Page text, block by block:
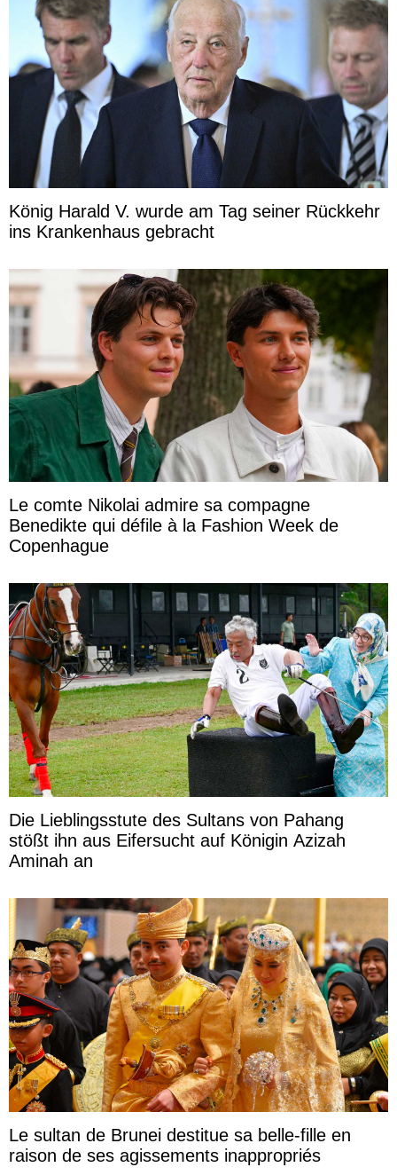
König Harald V. wurde am Tag seiner Rückkehr
ins Krankenhaus gebracht
Le comte Nikolai admire sa compagne
Benedikte qui défile à la Fashion Week de
Copenhague
Die Lieblingsstute des Sultans von Pahang
stößt ihn aus Eifersucht auf Königin Azizah
Aminah an
Le sultan de Brunei destitue sa belle-fille en
raison de ses agissements inappropriés